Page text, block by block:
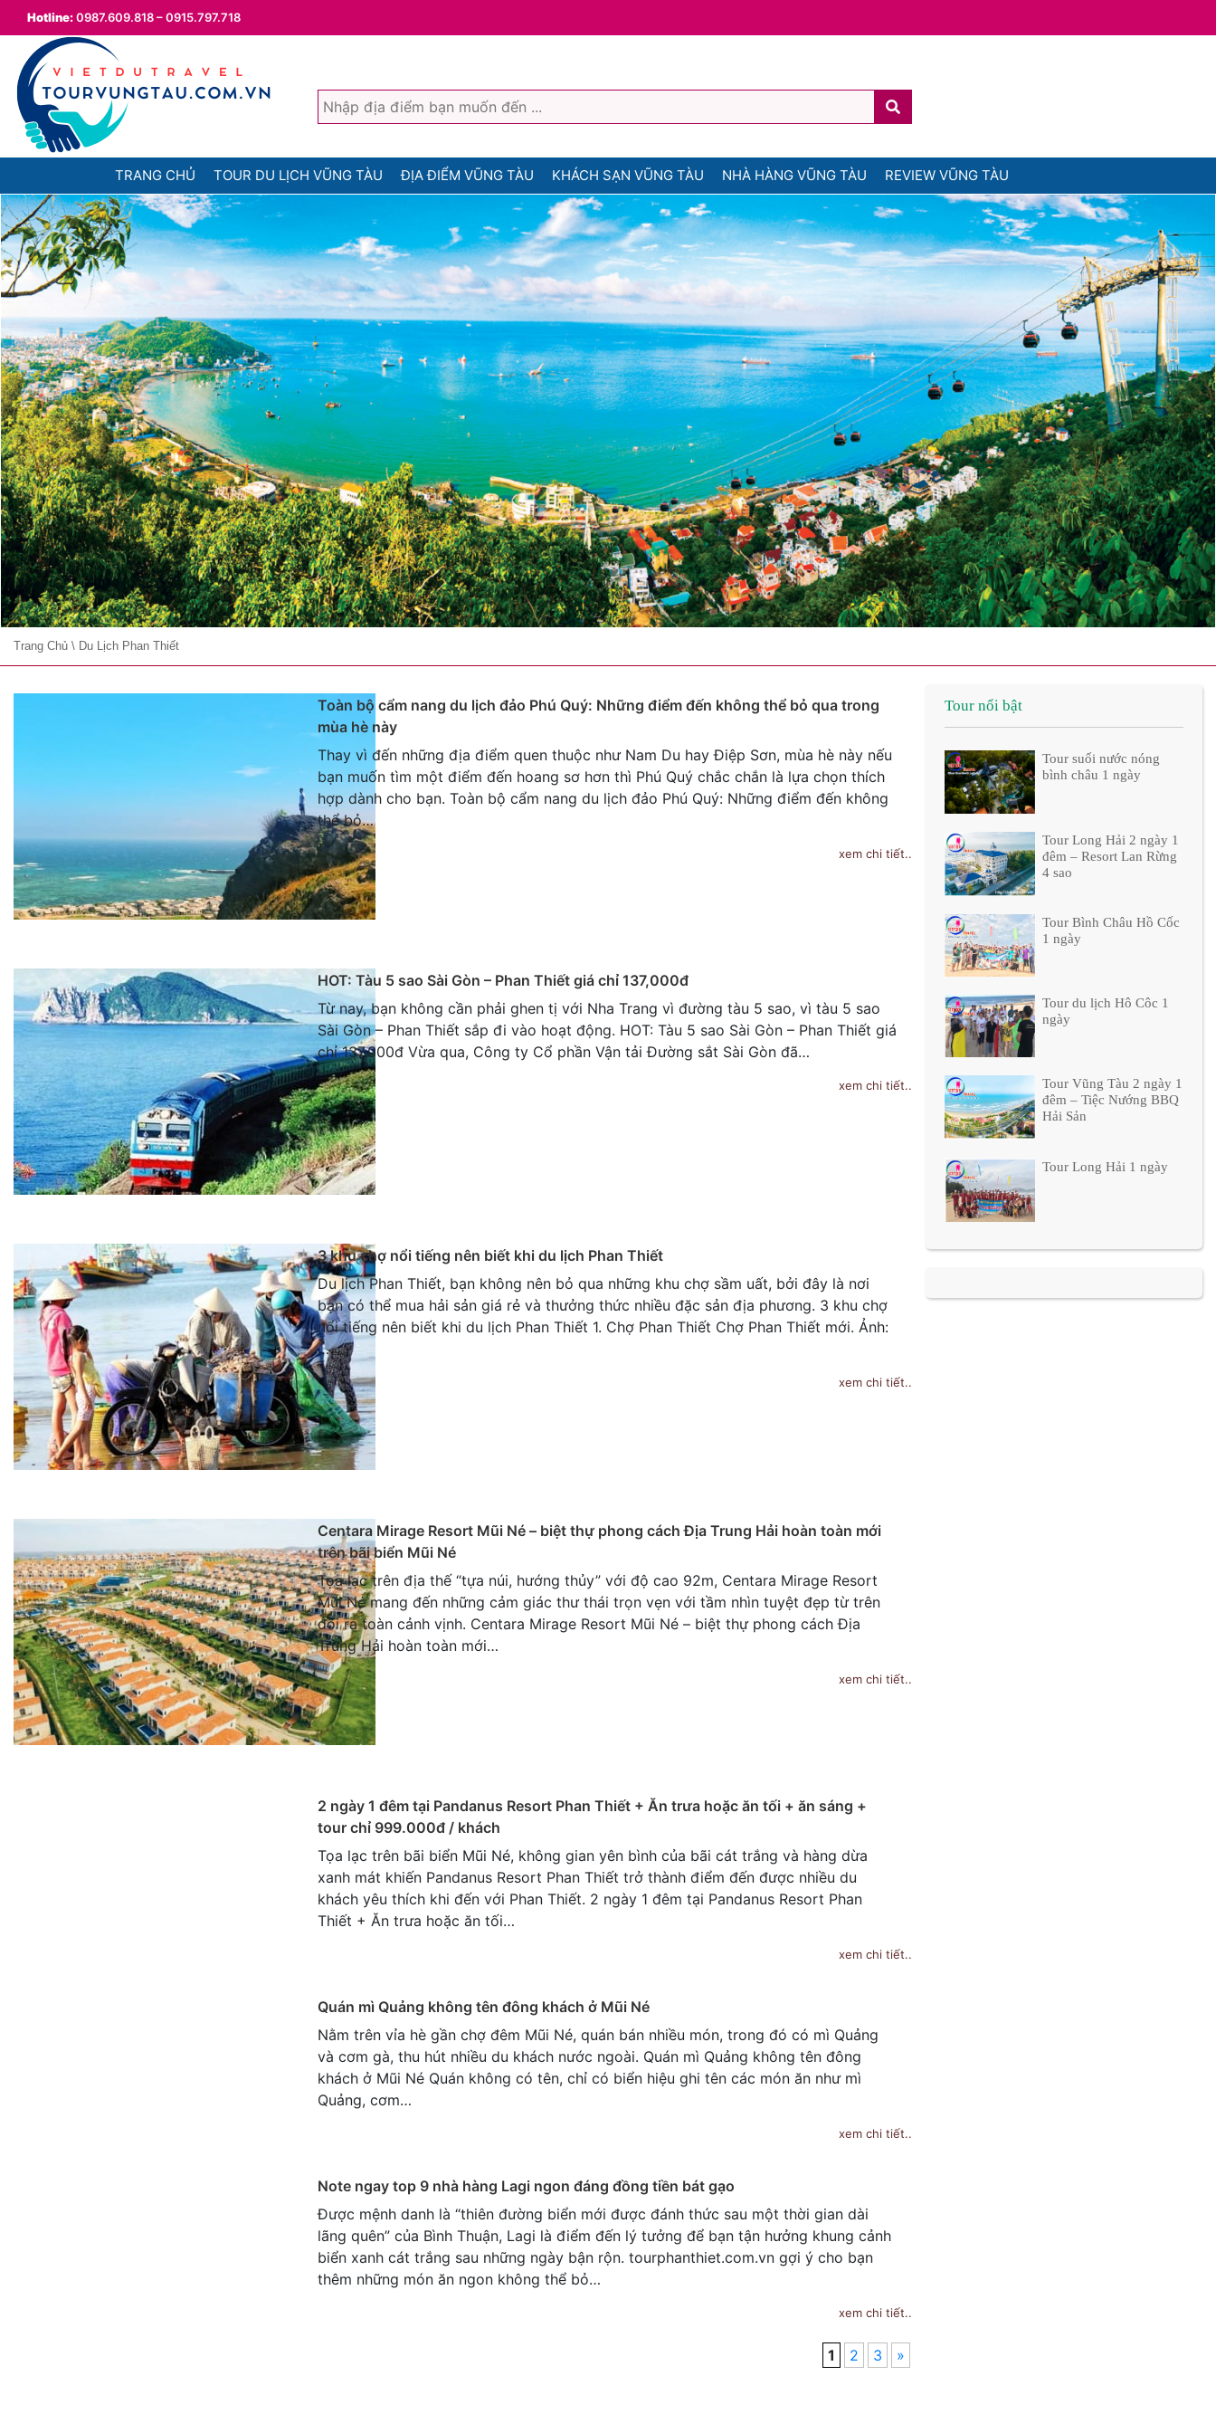
Hotline:0987.609.818 – 0915.797.718
TRANG CHỦ TOUR DU LỊCH VŨNG TÀU ĐỊA ĐIỂM VŨNG TÀU KHÁCH SẠN VŨNG TÀU NHÀ HÀNG VŨNG TÀU REVIEW VŨNG TÀU
Trang Chủ \ Du Lịch Phan Thiết
Toàn bộ cẩm nang du lịch đảo Phú Quý: Những điểm đến không thể bỏ qua trong
mùa hè này
Thay vì đến những địa điểm quen thuộc như Nam Du hay Điệp Sơn, mùa hè này nếu
bạn muốn tìm một điểm đến hoang sơ hơn thì Phú Quý chắc chắn là lựa chọn thích
hợp dành cho bạn. Toàn bộ cẩm nang du lịch đảo Phú Quý: Những điểm đến không
thể bỏ…
xem chi tiết..
HOT: Tàu 5 sao Sài Gòn – Phan Thiết giá chỉ 137,000đ
Từ nay, bạn không cần phải ghen tị với Nha Trang vì đường tàu 5 sao, vì tàu 5 sao
Sài Gòn – Phan Thiết sắp đi vào hoạt động. HOT: Tàu 5 sao Sài Gòn – Phan Thiết giá
chỉ 137,000đ Vừa qua, Công ty Cổ phần Vận tải Đường sắt Sài Gòn đã…
xem chi tiết..
3 khu chợ nổi tiếng nên biết khi du lịch Phan Thiết
Du lịch Phan Thiết, bạn không nên bỏ qua những khu chợ sầm uất, bởi đây là nơi
bạn có thể mua hải sản giá rẻ và thưởng thức nhiều đặc sản địa phương. 3 khu chợ
nổi tiếng nên biết khi du lịch Phan Thiết 1. Chợ Phan Thiết Chợ Phan Thiết mới. Ảnh:
…
xem chi tiết..
Centara Mirage Resort Mũi Né – biệt thự phong cách Địa Trung Hải hoàn toàn mới
trên bãi biển Mũi Né
Tọa lạc trên địa thế “tựa núi, hướng thủy” với độ cao 92m, Centara Mirage Resort
Mũi Né mang đến những cảm giác thư thái trọn vẹn với tầm nhìn tuyệt đẹp từ trên
đồi ra toàn cảnh vịnh. Centara Mirage Resort Mũi Né – biệt thự phong cách Địa
Trung Hải hoàn toàn mới…
xem chi tiết..
2 ngày 1 đêm tại Pandanus Resort Phan Thiết + Ăn trưa hoặc ăn tối + ăn sáng +
tour chỉ 999.000đ / khách
Tọa lạc trên bãi biển Mũi Né, không gian yên bình của bãi cát trắng và hàng dừa
xanh mát khiến Pandanus Resort Phan Thiết trở thành điểm đến được nhiều du
khách yêu thích khi đến với Phan Thiết. 2 ngày 1 đêm tại Pandanus Resort Phan
Thiết + Ăn trưa hoặc ăn tối…
xem chi tiết..
Quán mì Quảng không tên đông khách ở Mũi Né
Nằm trên vỉa hè gần chợ đêm Mũi Né, quán bán nhiều món, trong đó có mì Quảng
và cơm gà, thu hút nhiều du khách nước ngoài. Quán mì Quảng không tên đông
khách ở Mũi Né Quán không có tên, chỉ có biển hiệu ghi tên các món ăn như mì
Quảng, cơm…
xem chi tiết..
Note ngay top 9 nhà hàng Lagi ngon đáng đồng tiền bát gạo
Được mệnh danh là “thiên đường biển mới được đánh thức sau một thời gian dài
lãng quên” của Bình Thuận, Lagi là điểm đến lý tưởng để bạn tận hưởng khung cảnh
biển xanh cát trắng sau những ngày bận rộn. tourphanthiet.com.vn gợi ý cho bạn
thêm những món ăn ngon không thể bỏ…
xem chi tiết..
1 2 3 »
Tour nổi bật
Tour suối nước nóng
bình châu 1 ngày
Tour Long Hải 2 ngày 1
đêm – Resort Lan Rừng
4 sao
Tour Bình Châu Hồ Cốc
1 ngày
Tour du lịch Hô Côc 1
ngày
Tour Vũng Tàu 2 ngày 1
đêm – Tiệc Nướng BBQ
Hải Sản
Tour Long Hải 1 ngày